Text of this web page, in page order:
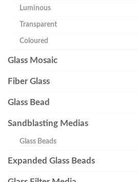
Luminous
Transparent
Coloured
Glass Mosaic
Fiber Glass
Glass Bead
Sandblasting Medias
Glass Beads
Expanded Glass Beads